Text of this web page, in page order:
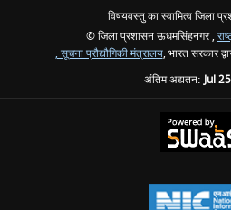
विषयवस्तु का स्वामित्व जिला
© जिला प्रशासन ऊधमसिंहनगर ,
, सूचना प्रौद्यौगिकी मंत्रालय, भारत सरकार
अंतिम अद्यतन:Jul